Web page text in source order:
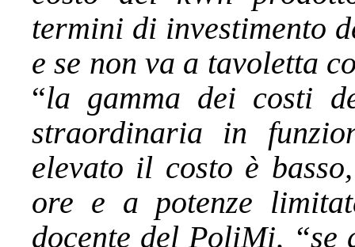
termini di investimento
e se non va a tavoletta
“la gamma dei costi
straordinaria in
elevato il costo è
ore e a potenze
docente del PoliMi,